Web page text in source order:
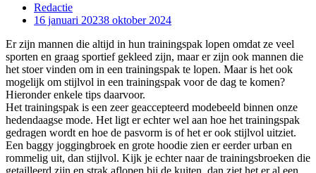
Redactie
16 januari 20238 oktober 2024
Er zijn mannen die altijd in hun trainingspak lopen omdat ze veel
sporten en graag sportief gekleed zijn, maar er zijn ook mannen die
het stoer vinden om in een trainingspak te lopen. Maar is het ook
mogelijk om stijlvol in een trainingspak voor de dag te komen?
Hieronder enkele tips daarvoor.
Het trainingspak is een zeer geaccepteerd modebeeld binnen onze
hedendaagse mode. Het ligt er echter wel aan hoe het trainingspak
gedragen wordt en hoe de pasvorm is of het er ook stijlvol uitziet.
Een baggy joggingbroek en grote hoodie zien er eerder urban en
rommelig uit, dan stijlvol. Kijk je echter naar de trainingsbroeken die
getailleerd zijn en strak aflopen bij de kuiten, dan ziet het er al een